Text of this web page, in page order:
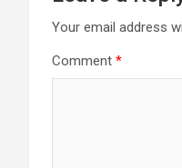
Your email address
Comment *